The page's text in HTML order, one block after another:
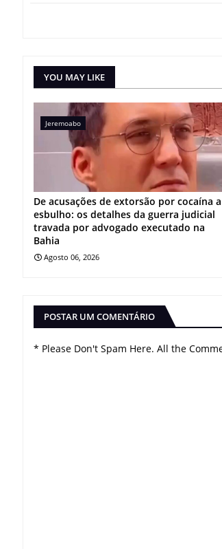
YOU MAY LIKE
Jeremoabo
De acusações de extorsão por cocaína a
esbulho: os detalhes da guerra judicial
travada por advogado executado na
Bahia
Agosto 06, 2026
POSTAR UM COMENTÁRIO
* Please Don't Spam Here. All the